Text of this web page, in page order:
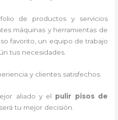
de productos y servicios
máquinas y herramientas de
favorito, un equipo de trabajo
tus necesidades.
y clientes satisfechos.
aliado y el pulir pisos de
, será tu mejor decisión.